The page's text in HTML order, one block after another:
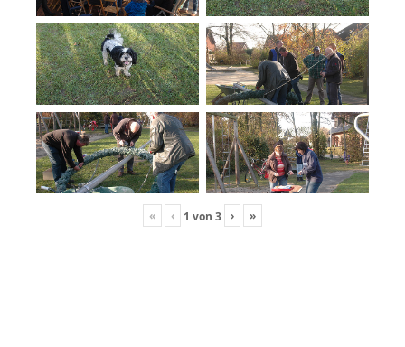
« ‹ 1 von 3 › »